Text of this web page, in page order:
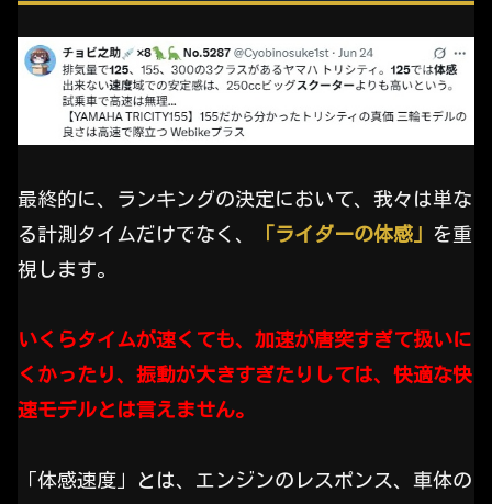
最終的に、ランキングの決定において、我々は単な
る計測タイムだけでなく、
「ライダーの体感」 を重
視します。
いくらタイムが速くても、加速が唐突すぎて扱いに
くかったり、振動が大きすぎたりしては、快適な快
速モデルとは言えません。
「体感速度」とは、エンジンのレスポンス、車体の